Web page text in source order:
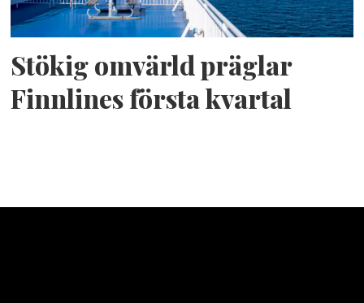
Stökig omvärld präglar
Finnlines första kvartal